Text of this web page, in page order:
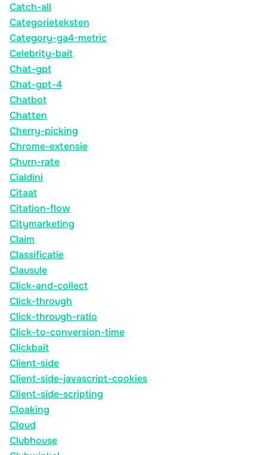
Catch-all
Categorieteksten
Category-ga4-metric
Celebrity-bait
Chat-gpt
Chat-gpt-4
Chatbot
Chatten
Cherry-picking
Chrome-extensie
Churn-rate
Cialdini
Citaat
Citation-flow
Citymarketing
Claim
Classificatie
Clausule
Click-and-collect
Click-through
Click-through-ratio
Click-to-conversion-time
Clickbait
Client-side
Client-side-javascript-cookies
Client-side-scripting
Cloaking
Cloud
Clubhouse